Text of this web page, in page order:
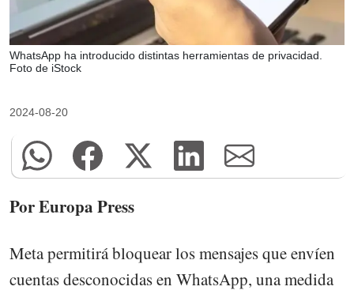
WhatsApp ha introducido distintas herramientas de privacidad.
Foto de iStock
2024-08-20
Por Europa Press
Meta permitirá bloquear los mensajes que envíen
cuentas desconocidas en WhatsApp, una medida